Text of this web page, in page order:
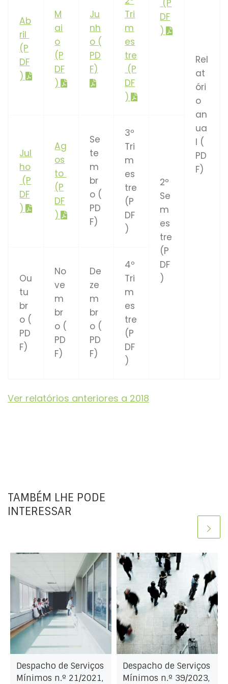
(P
DF
)
Rel
at
óri
o
an
ua
l (
PD
F)
Ab
ril
(P
DF
)
M
ai
o
(P
DF
)
Ju
nh
o (
PD
F)
Tri
m
es
tre
(P
DF
)
Jul
ho
(P
DF
)
Ag
os
to
(P
DF
)
Se
te
m
br
o (
PD
F)
3º
Tri
m
es
tre
(P
DF
)
2º
Se
m
es
tre
(P
DF
)
Ou
tu
br
o (
PD
F)
No
ve
m
br
o (
PD
F)
De
ze
m
br
o (
PD
F)
4º
Tri
m
es
tre
(P
DF
)
Ver relatórios anteriores a 2018
TAMBÉM LHE PODE
INTERESSAR
Despacho de Serviços
Mínimos n.º 21/2021,
Despacho de Serviços
Mínimos n.º 39/2023,